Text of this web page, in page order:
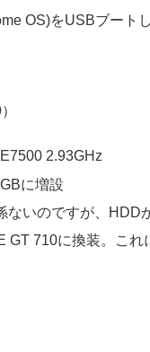
OS)をUSBブート
2.93GHz
に増設
ないのですが、HDD
GT 710に換装。こ